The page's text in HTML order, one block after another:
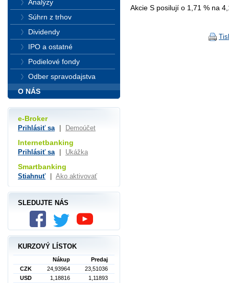
Akcie S posilují o 1,71 % na
Analýzy
Súhrn z trhov
Dividendy
IPO a ostatné
Podielové fondy
Odber spravodajstva
O NÁS
e-Broker
Prihlásiť sa Demoúčet
Internetbanking
Prihlásiť sa Ukážka
Smartbanking
Stiahnuť Ako aktivovať
SLEDUJTE NÁS
KURZOVÝ LÍSTOK
Nákup
Predaj
CZK
24,93964
23,51036
USD
1,18816
1,11893